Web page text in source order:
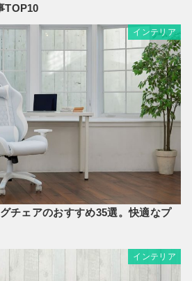
TOP10
インテリア
チェアのおすすめ35選。快適なプ
インテリア